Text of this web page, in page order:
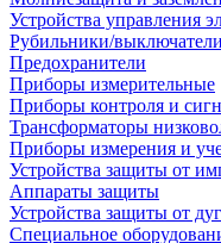
Устройства управления
Рубильники/
Предохранители
Приборы измерительные
Приборы контроля и
Трансформаторы
Приборы измерения и
Устройства защиты от
Аппараты защиты
Устройства защиты от
Специальное